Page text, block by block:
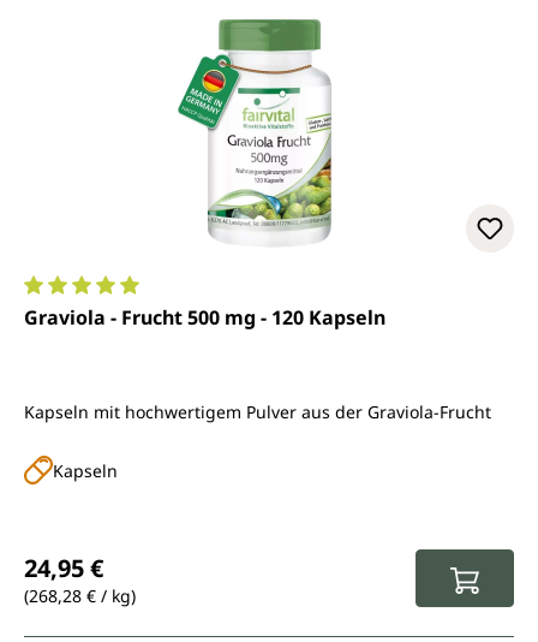
Durchschnittliche Bewertung von 5 von 5 Sternen
Graviola - Frucht 500 mg - 120 Kapseln
Kapseln mit hochwertigem Pulver aus der Graviola-Frucht
Kapseln
24,95 €
(268,28 € / kg)